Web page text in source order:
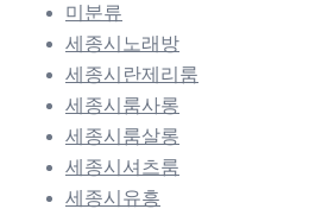
미분류
세종시노래방
세종시란제리룸
세종시룸사롱
세종시룸살롱
세종시셔츠룸
세종시유흥